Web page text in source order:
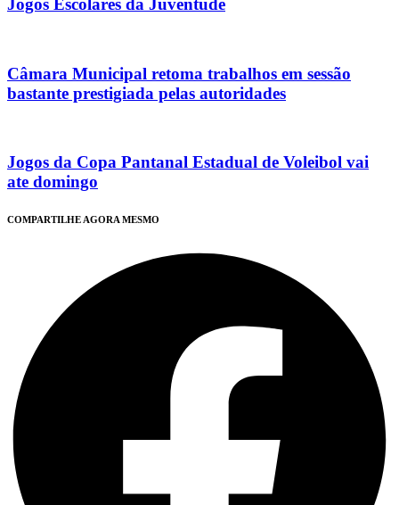
Jogos Escolares da Juventude
Câmara Municipal retoma trabalhos em sessão
bastante prestigiada pelas autoridades
Jogos da Copa Pantanal Estadual de Voleibol vai
ate domingo
COMPARTILHE AGORA MESMO